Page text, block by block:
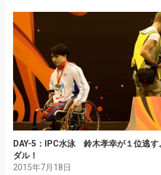
DAY-5：IPC水泳 鈴木孝幸が１位逃す
ダル！
2015年7月18日